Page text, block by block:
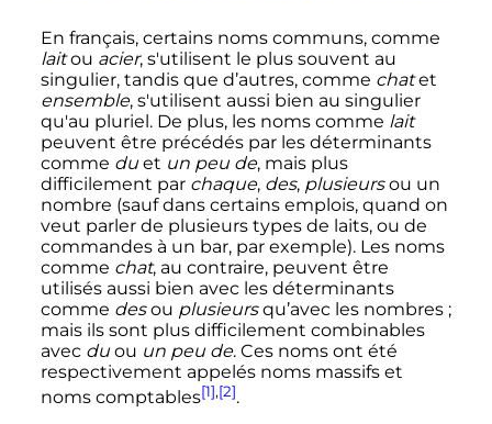
En français, certains noms communs, comme
laitou acier, s'utilisent le plus souvent au
singulier, tandis que d’autres, comme chatet
ensemble, s'utilisent aussi bien au singulier
qu'au pluriel. De plus, les noms comme lait
peuvent être précédés par les déterminants
comme duet un peu de, mais plus
difficilement par chaque, des, plusieursou un
nombre (sauf dans certains emplois, quand on
veut parler de plusieurs types de laits, ou de
commandes à un bar, par exemple). Les noms
comme chat, au contraire, peuvent être
utilisés aussi bien avec les déterminants
comme desou plusieursqu’avec les nombres ;
mais ils sont plus difficilement combinables
avec duou un peu de. Ces noms ont été
respectivement appelés noms massifs et
noms comptables[1],[2].